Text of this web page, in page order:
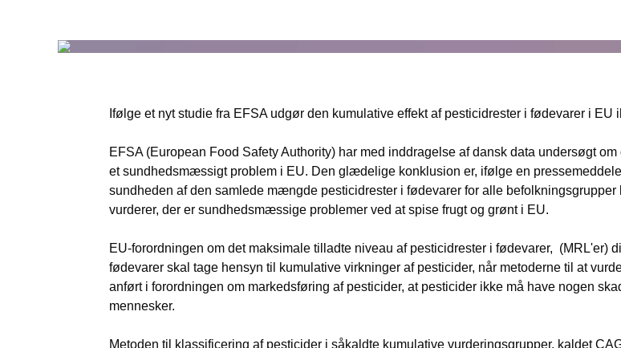
Ifølge et nyt studie fra EFSA udgør den kumulative effekt af pesticidrester i fødevarer i
EFSA (European Food Safety Authority) har med inddragelse af dansk data undersøgt
et sundhedsmæssigt problem i EU. Den glædelige konklusion er, ifølge en
sundheden af den samlede mængde pesticidrester i fødevarer for alle
vurderer, der er sundhedsmæssige problemer ved at spise frugt og grønt i EU.
EU-forordningen om det maksimale tilladte niveau af pesticidrester i fødevarer, (MRL'er)
fødevarer skal tage hensyn til kumulative virkninger af pesticider, når metoderne til at
anført i forordningen om markedsføring af pesticider, at pesticider ikke må have nogen
mennesker.
Metoden til klassificering af pesticider i såkaldte kumulative vurderingsgrupper, kaldet